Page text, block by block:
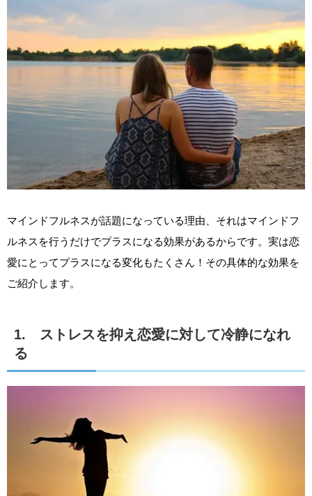
マインドフルネスが話題になっている理由、それはマインドフ
ルネスを行うだけでプラスになる効果があるからです。実は恋
愛にとってプラスになる変化もたくさん！その具体的な効果を
ご紹介します。
1. ストレスを抑え恋愛に対して冷静になれ
る